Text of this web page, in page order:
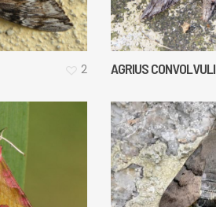
2 AGRIUS CONVOLVULI